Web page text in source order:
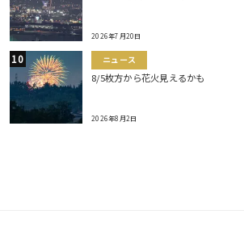
2026年7月20日
ニュース
8/5枚方から花火見えるかも
2026年8月2日